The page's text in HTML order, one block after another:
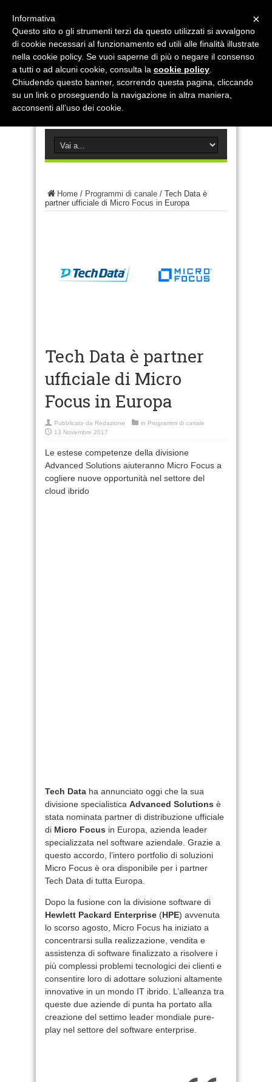
Home / Programmi di canale / Tech Data è
partner ufficiale di Micro Focus in Europa
Tech Data è partner
ufficiale di Micro
Focus in Europa
Pubblicato da Redazione in Programmi di canale
13 Novembre 2017
Le estese competenze della divisione
Advanced Solutions aiuteranno Micro Focus a
cogliere nuove opportunità nel settore del
cloud ibrido
Tech Data ha annunciato oggi che la sua
divisione specialistica Advanced Solutions è
stata nominata partner di distribuzione ufficiale
di Micro Focus in Europa, azienda leader
specializzata nel software aziendale. Grazie a
questo accordo, l’intero portfolio di soluzioni
Micro Focus è ora disponibile per i partner
Tech Data di tutta Europa.
Dopo la fusione con la divisione software di
Hewlett Packard Enterprise (HPE) avvenuta
lo scorso agosto, Micro Focus ha iniziato a
concentrarsi sulla realizzazione, vendita e
assistenza di software finalizzato a risolvere i
più complessi problemi tecnologici dei clienti e
consentire loro di adottare soluzioni altamente
innovative in un mondo IT ibrido. L’alleanza tra
queste due aziende di punta ha portato alla
creazione del settimo leader mondiale pure-
play nel settore del software enterprise.
×
Informativa
Questo sito o gli strumenti terzi da questo utilizzati si avvalgono
di cookie necessari al funzionamento ed utili alle finalità illustrate
nella cookie policy. Se vuoi saperne di più o negare il consenso
a tutti o ad alcuni cookie, consulta la cookie policy
Chiudendo questo banner, scorrendo questa pagina, cliccando
su un link o proseguendo la navigazione in altra maniera,
acconsenti all’uso dei cookie.